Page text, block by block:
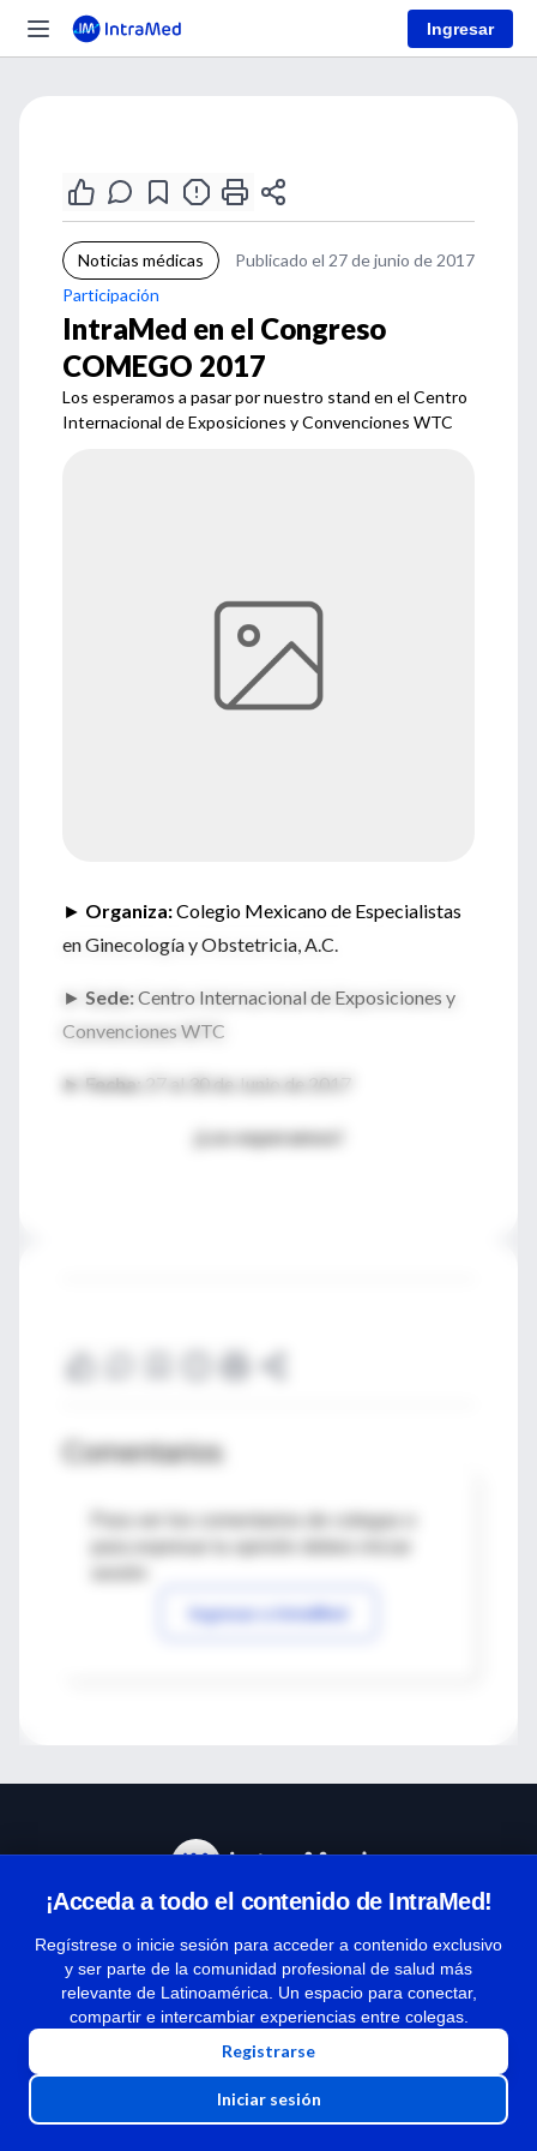
Ingresar
Noticias médicas
Publicado el 27 de junio de 2017
Participación
IntraMed en el Congreso
COMEGO 2017
Los esperamos a pasar por nuestro stand en el Centro
Internacional de Exposiciones y Convenciones WTC
► Organiza:Colegio Mexicano de Especialistas
en Ginecología y Obstetricia, A.C.
► Sede:Centro Internacional de Exposiciones y
Convenciones WTC
► Fecha: 27 al 30 de Junio de 2017
¡Los esperamos!
Comentarios
Para ver los comentarios de colegas o
Ingresar a IntraMed
¡Acceda a todo el contenido de IntraMed!
Regístrese o inicie sesión para acceder a contenido exclusivo
y ser parte de la comunidad profesional de salud más
relevante de Latinoamérica. Un espacio para conectar,
compartir e intercambiar experiencias entre colegas.
Registrarse
Iniciar sesión
Términos y condiciones
| Políticas de privacidad
| Todos los derechos reservados | Copyright 1997-2026